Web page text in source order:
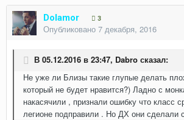
Dolamor 3
Опубликовано 7 декабря, 2016
В 05.12.2016 в 23:47, Dabro сказал:
Не уже ли Близы такие глупые делать
который не будет нравится?) Ладно с
накасячили , признали ошибку что класс
легионе подправили . Но ДХ они сделали